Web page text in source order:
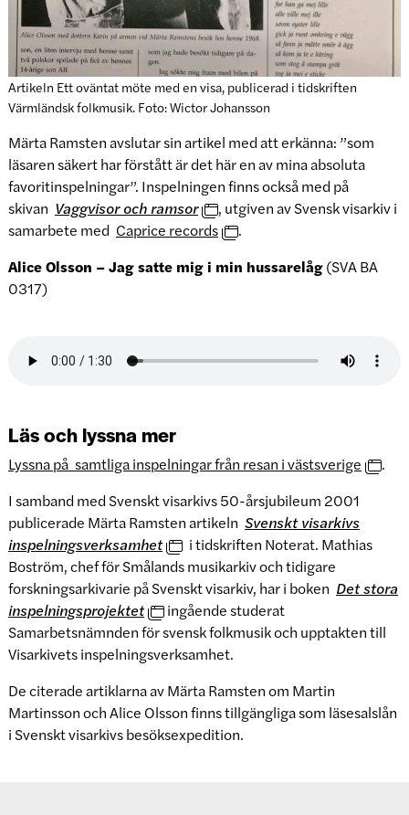
Artikeln Ett oväntat möte med en visa, publicerad i tidskriften
Värmländsk folkmusik. Foto: Wictor Johansson
Märta Ramsten avslutar sin artikel med att erkänna: ”som
läsaren säkert har förstått är det här en av mina absoluta
favoritinspelningar”. Inspelningen finns också med på
skivan Vaggvisor och ramsor
, utgiven av Svensk visarkiv i
samarbete med Caprice records
.
Alice Olsson – Jag satte mig i min hussarelåg(SVA BA
0317)
Läs och lyssna mer
Lyssna på samtliga inspelningar från resan i västsverige
.
I samband med Svenskt visarkivs 50-årsjubileum 2001
publicerade Märta Ramsten artikeln Svenskt visarkivs
inspelningsverksamhet
i tidskriften Noterat. Mathias
Boström, chef för Smålands musikarkiv och tidigare
forskningsarkivarie på Svenskt visarkiv, har i boken Det stora
inspelningsprojektet
ingående studerat
Samarbetsnämnden för svensk folkmusik och upptakten till
Visarkivets inspelningsverksamhet.
De citerade artiklarna av Märta Ramsten om Martin
Martinsson och Alice Olsson finns tillgängliga som läsesalslån
i Svenskt visarkivs besöksexpedition.